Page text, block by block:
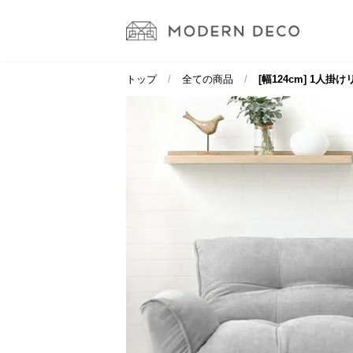
トップ 全ての商品 [幅124cm] 1人掛け